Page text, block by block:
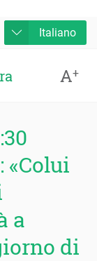
Italiano
A+
«Colui
a
di